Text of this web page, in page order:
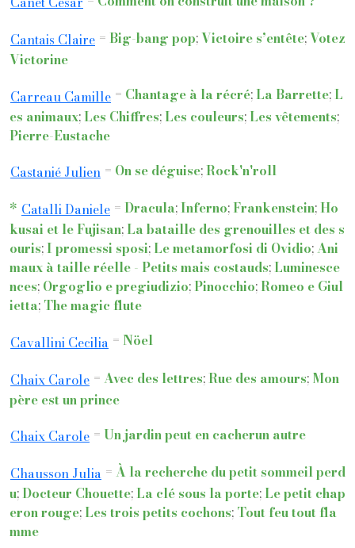
Cantais Claire = Big-bang pop;Victoire s’entête;Votez
Victorine
Carreau Camille = Chantage à la récré;La Barrette;L
es animaux;Les Chiffres;Les couleurs;Les vêtements;
Pierre-Eustache
Castanié Julien = On se déguise;Rock'n'roll
* Catalli Daniele = Dracula;Inferno;Frankenstein;Ho
kusai et le Fujisan;La bataille des grenouilles et des s
ouris;I promessi sposi;Le metamorfosi di Ovidio;Ani
maux à taille réelle - Petits mais costauds;Luminesce
nces; Orgoglio e pregiudizio;Pinocchio;Romeo e Giul
ietta; The magic flute
Cavallini Cecilia = Nöel
Chaix Carole = Avec des lettres;Rue des amours; Mon
père est un prince
Chaix Carole = Un jardin peut en cacherun autre
Chausson Julia = À la recherche du petit sommeil perd
u;Docteur Chouette;La clé sous la porte;Le petit chap
eron rouge;Les trois petits cochons; Tout feu tout fla
mme